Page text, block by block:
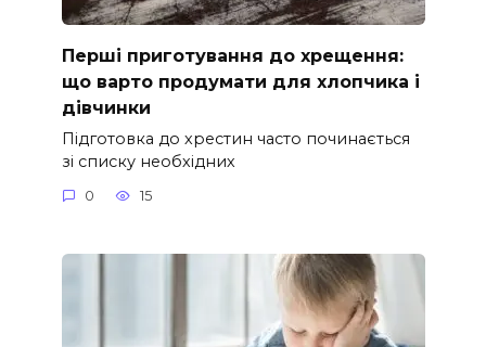
Перші приготування до хрещення:
що варто продумати для хлопчика і
дівчинки
Підготовка до хрестин часто починається
зі списку необхідних
0 15